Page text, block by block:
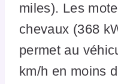
miles). Les
chevaux (368
permet au
km/h en moins